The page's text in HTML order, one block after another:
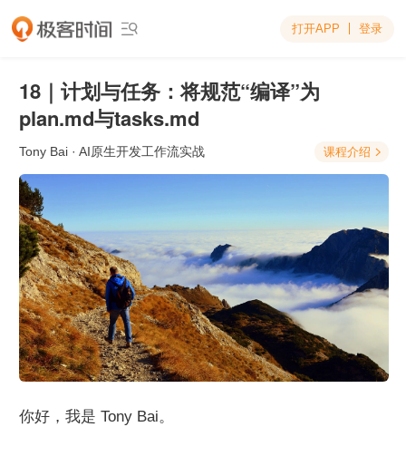
 打开APP 登录
18｜计划与任务：将规范“编译”为
plan.md与tasks.md
Tony Bai · AI原生开发工作流实战 课程介绍 
你好，我是 Tony Bai。